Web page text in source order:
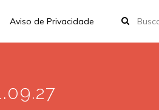
Aviso de Privacidade